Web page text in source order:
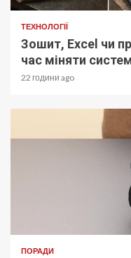
ТЕХНОЛОГІЇ
Зошит, Excel чи
час міняти
22 години ago
ПОРАДИ